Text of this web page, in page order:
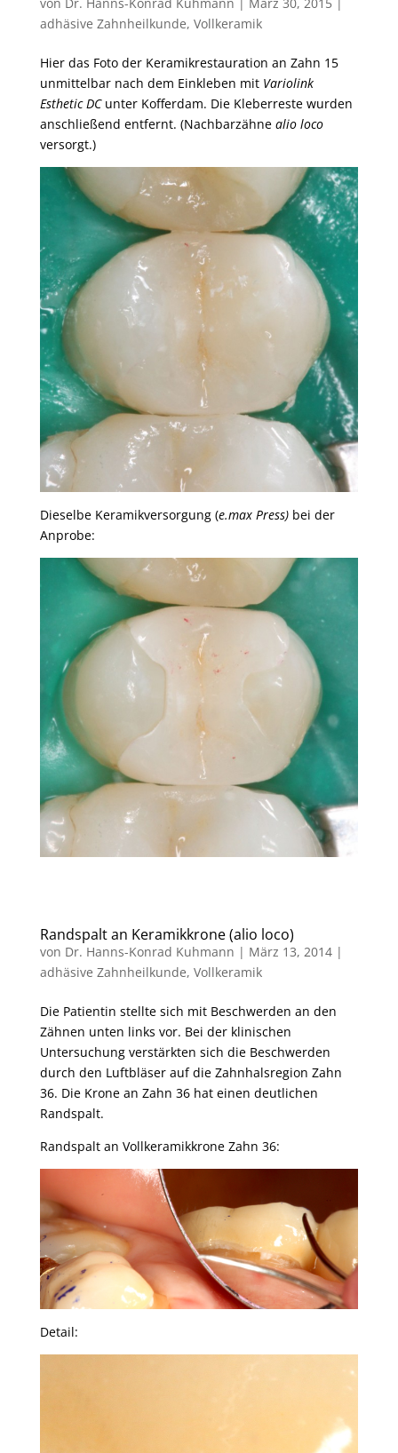
adhäsive Zahnheilkunde, Vollkeramik
Hier das Foto der Keramikrestauration an Zahn 15
unmittelbar nach dem Einkleben mit Variolink
Esthetic DCunter Kofferdam. Die Kleberreste wurden
anschließend entfernt. (Nachbarzähne alio loco
versorgt.)
Dieselbe Keramikversorgung (e.max Press)bei der
Anprobe:
Randspalt an Keramikkrone (alio loco)
von Dr. Hanns-Konrad Kuhmann | März 13, 2014|
adhäsive Zahnheilkunde, Vollkeramik
Die Patientin stellte sich mit Beschwerden an den
Zähnen unten links vor. Bei der klinischen
Untersuchung verstärkten sich die Beschwerden
durch den Luftbläser auf die Zahnhalsregion Zahn
36. Die Krone an Zahn 36 hat einen deutlichen
Randspalt.
Randspalt an Vollkeramikkrone Zahn 36:
Detail: